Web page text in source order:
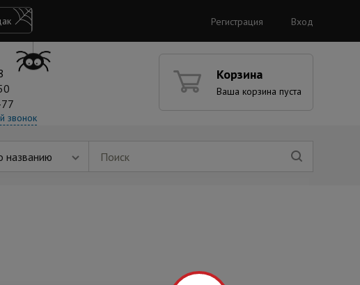
Регистрация Вход
звонок
Корзина
Ваша корзина пуста
названию